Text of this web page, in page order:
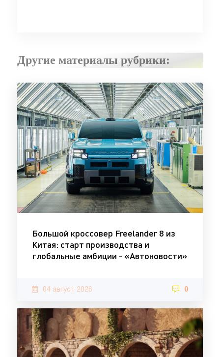
Другие материалы рубрики:
Большой кроссовер Freelander 8 из
Китая: старт производства и
глобальные амбиции - «Автоновости»
04 август 2026 0